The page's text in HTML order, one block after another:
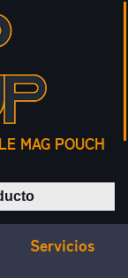
MAG POUCH
Servicios